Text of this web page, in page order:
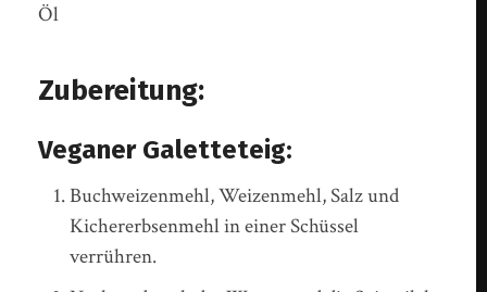
Öl
Zubereitung:
Veganer Galetteteig:
Buchweizenmehl, Weizenmehl, Salz und
Kichererbsenmehl in einer Schüssel
verrühren.